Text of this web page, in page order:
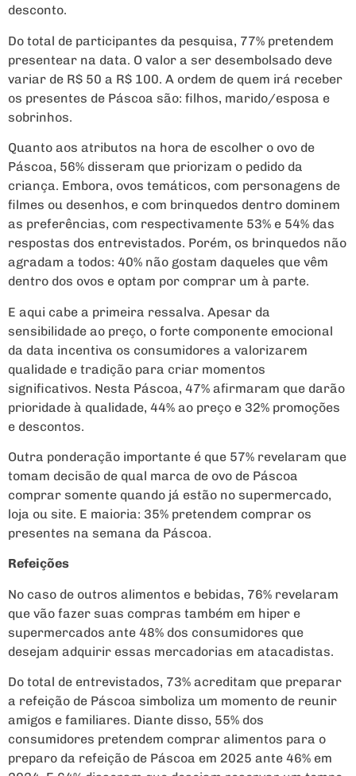
desconto.
Do total de participantes da pesquisa, 77% pretendem
presentear na data. O valor a ser desembolsado deve
variar de R$ 50 a R$ 100. A ordem de quem irá receber
os presentes de Páscoa são: filhos, marido/esposa e
sobrinhos.
Quanto aos atributos na hora de escolher o ovo de
Páscoa, 56% disseram que priorizam o pedido da
criança. Embora, ovos temáticos, com personagens de
filmes ou desenhos, e com brinquedos dentro dominem
as preferências, com respectivamente 53% e 54% das
respostas dos entrevistados. Porém, os brinquedos não
agradam a todos: 40% não gostam daqueles que vêm
dentro dos ovos e optam por comprar um à parte.
E aqui cabe a primeira ressalva. Apesar da
sensibilidade ao preço, o forte componente emocional
da data incentiva os consumidores a valorizarem
qualidade e tradição para criar momentos
significativos. Nesta Páscoa, 47% afirmaram que darão
prioridade à qualidade, 44% ao preço e 32% promoções
e descontos.
Outra ponderação importante é que 57% revelaram que
tomam decisão de qual marca de ovo de Páscoa
comprar somente quando já estão no supermercado,
loja ou site. E maioria: 35% pretendem comprar os
presentes na semana da Páscoa.
Refeições
No caso de outros alimentos e bebidas, 76% revelaram
que vão fazer suas compras também em hiper e
supermercados ante 48% dos consumidores que
desejam adquirir essas mercadorias em atacadistas.
Do total de entrevistados, 73% acreditam que preparar
a refeição de Páscoa simboliza um momento de reunir
amigos e familiares. Diante disso, 55% dos
consumidores pretendem comprar alimentos para o
preparo da refeição de Páscoa em 2025 ante 46% em